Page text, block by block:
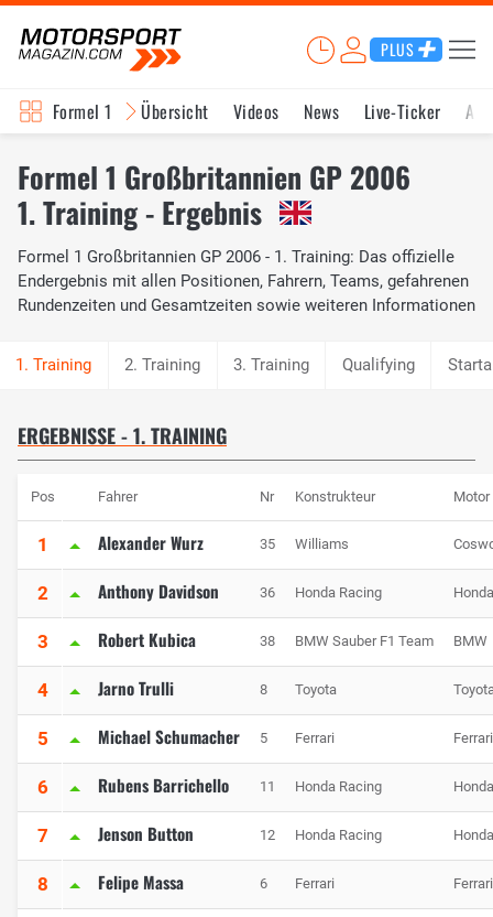
PLUS
Formel 1 Übersicht Videos News Live-Ticker
Formel 1 Großbritannien GP 2006
1. Training - Ergebnis
Formel 1 Großbritannien GP 2006 - 1. Training: Das offizielle
Endergebnis mit allen Positionen, Fahrern, Teams, gefahrenen
Rundenzeiten und Gesamtzeiten sowie weiteren Informationen
2. Training 3. Training Qualifying
ERGEBNISSE - 1. TRAINING
Pos Fahrer Nr Konstrukteur Motor
1 Alexander Wurz 35 Williams
2 Anthony Davidson 36 Honda Racing Honda
3 Robert Kubica 38 BMW Sauber F1 Team BMW
4 Jarno Trulli 8 Toyota
5 Michael Schumacher 5 Ferrari Ferrari
6 Rubens Barrichello 11 Honda Racing Honda
7 Jenson Button 12 Honda Racing Honda
8 Felipe Massa 6 Ferrari Ferrari